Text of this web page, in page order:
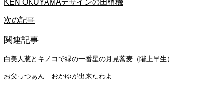
KEN OKUYAMAデザインの田植機
次の記事
関連記事
白美人葱とキノコで緑の一番星の月見蕎麦（階上早生）
お父っつぁん おかゆが出来たわよ